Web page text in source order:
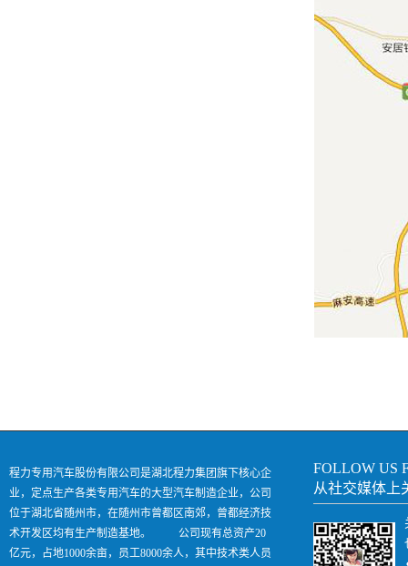
程力专用汽车股份有限公司是湖北程力集团旗下核心企
业，定点生产各类专用汽车的大型汽车制造企业，公司
位于湖北省随州市，在随州市曾都区南郊，曾都经济技
术开发区均有生产制造基地。 公司现有总资产20
亿元，占地1000余亩，员工8000余人，其中技术类人员
FOLLOW US
从社交媒体上